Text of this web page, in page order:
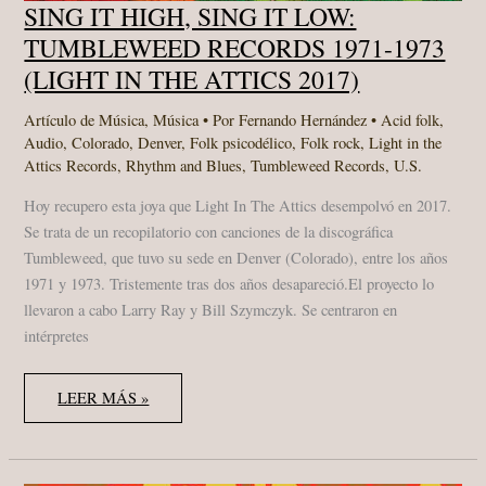
SING IT HIGH, SING IT LOW:
TUMBLEWEED RECORDS 1971​-​1973
(LIGHT IN THE ATTICS 2017)
Artículo de Música,Música• PorFernando Hernández•Acid folk,
Audio,Colorado,Denver,Folk psicodélico,Folk rock,Light in the
Attics Records,Rhythm and Blues,Tumbleweed Records,U.S.
Hoy recupero esta joya que Light In The Attics desempolvó en 2017.
Se trata de un recopilatorio con canciones de la discográfica
Tumbleweed, que tuvo su sede en Denver (Colorado), entre los años
1971 y 1973. Tristemente tras dos años desapareció.El proyecto lo
llevaron a cabo Larry Ray y Bill Szymczyk. Se centraron en
intérpretes
SING
IT
HIGH,
IT
LEER MÁS »